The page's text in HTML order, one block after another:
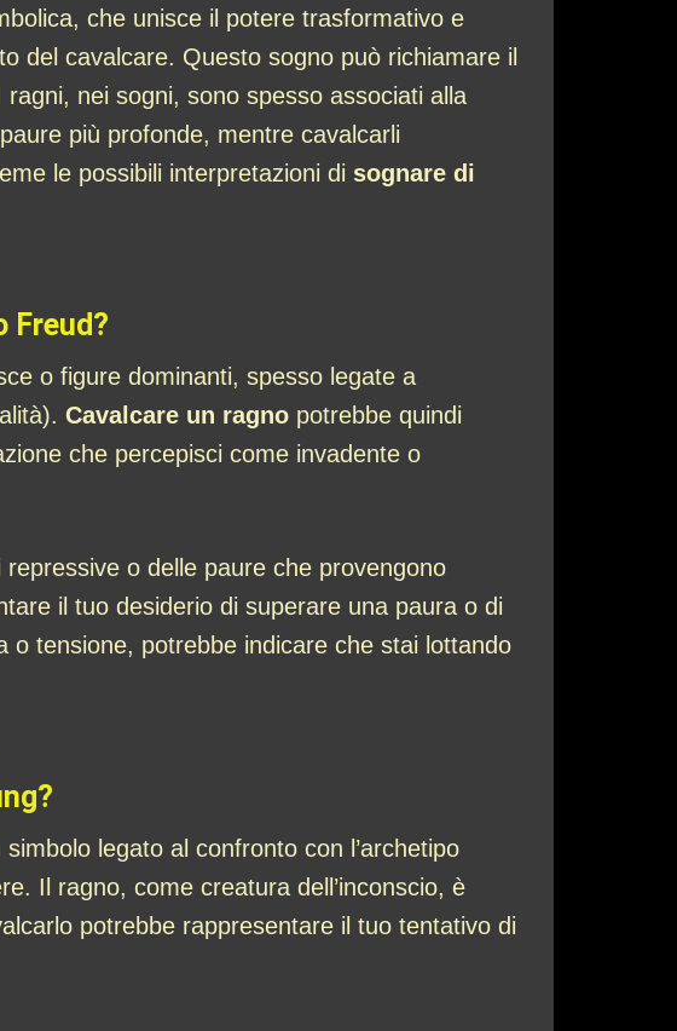
che unisce il potere trasformativo e
del cavalcare. Questo sogno può richiamare il
nei sogni, sono spesso associati alla
più profonde, mentre cavalcarli
le possibili interpretazioni di sognare di
Freud?
o figure dominanti, spesso legate a
Cavalcare un ragno potrebbe quindi
che percepisci come invadente o
o delle paure che provengono
il tuo desiderio di superare una paura o di
tensione, potrebbe indicare che stai lottando
legato al confronto con l’archetipo
Il ragno, come creatura dell’inconscio, è
potrebbe rappresentare il tuo tentativo di